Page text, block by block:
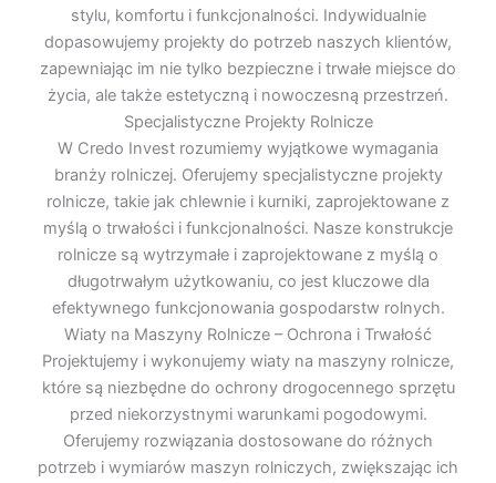
stylu, komfortu i funkcjonalności. Indywidualnie
dopasowujemy projekty do potrzeb naszych klientów,
zapewniając im nie tylko bezpieczne i trwałe miejsce do
życia, ale także estetyczną i nowoczesną przestrzeń.
Specjalistyczne Projekty Rolnicze
W Credo Invest rozumiemy wyjątkowe wymagania
branży rolniczej. Oferujemy specjalistyczne projekty
rolnicze, takie jak chlewnie i kurniki, zaprojektowane z
myślą o trwałości i funkcjonalności. Nasze konstrukcje
rolnicze są wytrzymałe i zaprojektowane z myślą o
długotrwałym użytkowaniu, co jest kluczowe dla
efektywnego funkcjonowania gospodarstw rolnych.
Wiaty na Maszyny Rolnicze – Ochrona i Trwałość
Projektujemy i wykonujemy wiaty na maszyny rolnicze,
które są niezbędne do ochrony drogocennego sprzętu
przed niekorzystnymi warunkami pogodowymi.
Oferujemy rozwiązania dostosowane do różnych
potrzeb i wymiarów maszyn rolniczych, zwiększając ich